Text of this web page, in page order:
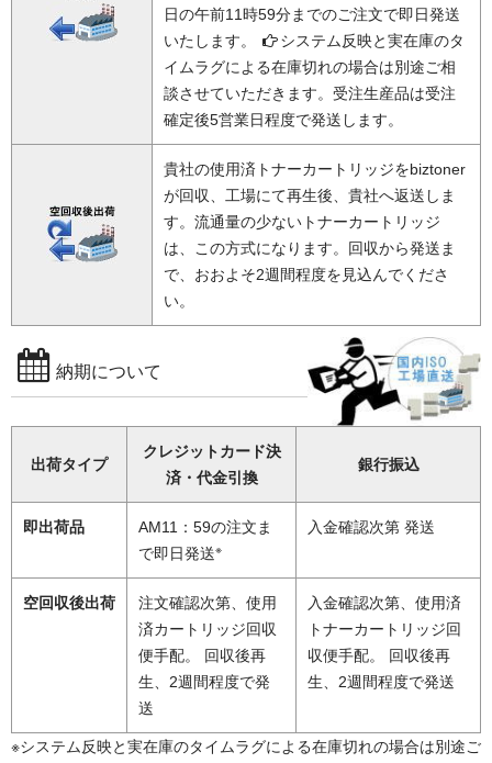
日の午前11時59分までのご注文で即日発送
いたします。
システム反映と実在庫のタ
イムラグによる在庫切れの場合は別途ご相
談させていただきます。受注生産品は受注
確定後5営業日程度で発送します。
貴社の使用済トナーカートリッジをbiztoner
が回収、工場にて再生後、貴社へ返送しま
す。流通量の少ないトナーカートリッジ
は、この方式になります。回収から発送ま
で、おおよそ2週間程度を見込んでくださ
い。
納期について
出荷タイプ
クレジットカード決
済・代金引換
銀行振込
即出荷品
AM11：59の注文ま
で即日発送※
入金確認次第 発送
空回収後出荷
注文確認次第、使用
済カートリッジ回収
便手配。 回収後再
生、2週間程度で発
送
入金確認次第、使用済
トナーカートリッジ回
収便手配。 回収後再
生、2週間程度で発送
※システム反映と実在庫のタイムラグによる在庫切れの場合は別途ご